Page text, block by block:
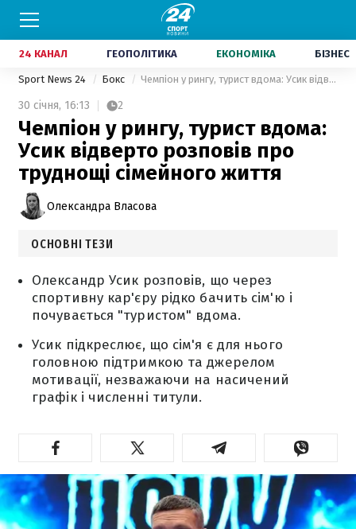
24 КАНАЛ ГЕОПОЛІТИКА ЕКОНОМІКА БІЗНЕС
Sport News 24 Бокс Чемпіон у рингу, турист вдома: Усик відверто розповів про труднощі сімейного життя
30 січня, 16:13 2
Чемпіон у рингу, турист вдома:
Усик відверто розповів про
труднощі сімейного життя
Олександра Власова
ОСНОВНІ ТЕЗИ
Олександр Усик розповів, що через
спортивну кар'єру рідко бачить сім'ю і
почувається "туристом" вдома.
Усик підкреслює, що сім'я є для нього
головною підтримкою та джерелом
мотивації, незважаючи на насичений
графік і численні титули.